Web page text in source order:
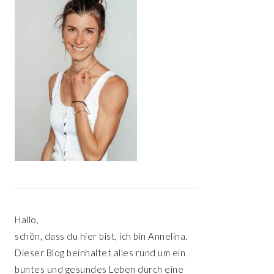
Hallo,
schön, dass du hier bist, ich bin Annelina.
Dieser Blog beinhaltet alles rund um ein
buntes und gesundes Leben durch eine